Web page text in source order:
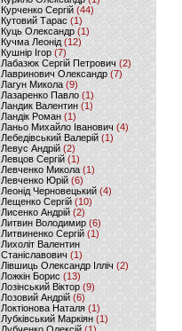
Курченко Сергій (44)
Кутовий Тарас (1)
Куць Олександр (1)
Кучма Леонід (12)
Кушнір Ігор(7)
Лабазюк Сергій Петрович (2)
Лавринович Олександр(7)
Лагун Микола(9)
Лазаренко Павло (1)
Ландик Валентин (1)
Ландік Роман (1)
Ланьо Михайло Іванович(4)
Лебедівський Валерій(1)
Левус Андрій(2)
Левцов Сергій (1)
Левченко Микола (1)
Левченко Юрій (6)
Леонід Черновецький (4)
Лещенко Сергій (10)
Лисенко Андрій (2)
Литвин Володимир (6)
Литвиненко Сергій (1)
Лихоліт Валентин
Станіславович (1)
Лівшиць Олександр Ілліч (2)
Ложкін Борис(13)
Лозінський Віктор(9)
Лозовий Андрій (6)
Локтіонова Наталя (1)
Лубківський Маркіян(1)